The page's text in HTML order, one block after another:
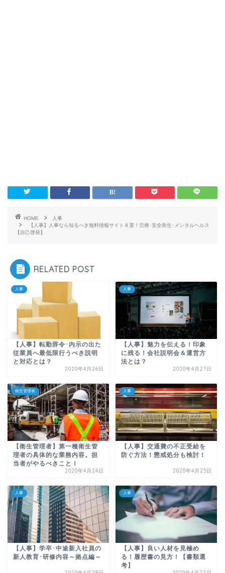
HOME
人事
【人事】人事なら知るべき無料情報サイト８選！労務･安全衛生･メンタルヘルス
【自己啓発】
RELATED POST
人事
【人事】転勤辞令･内示の出た
従業員へ最低限行うべき説明
と対応とは？
2020年4月26日
人事
【人事】魅力を伝える！印象
に残る！会社説明会＆運営方
法とは？
2020年4月27日
衛生管理者
【衛生管理者】第一種衛生管
理者の具体的な業務内容。担
当者がやるべきこと！
2020年4月24日
人事
【人事】交通費の不正受給を
防ぐ方法！懲戒処分も検討！
2020年4月25日
人事
【人事】学卒･中途新入社員の
新人教育･研修内容～拠点編～
人事
【人事】良い人材を見極め
る！履歴書の見方！【書類選
考】